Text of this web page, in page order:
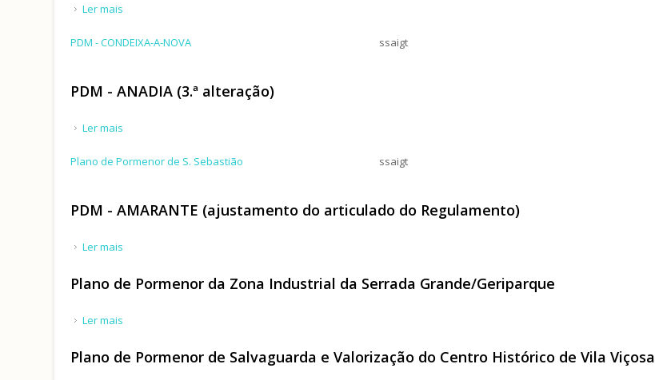
Ler mais
PDM - CONDEIXA-A-NOVA ssaigt
PDM - ANADIA (3.ª alteração)
Ler mais
Plano de Pormenor de S. Sebastião ssaigt
PDM - AMARANTE (ajustamento do articulado do Regulamento)
Ler mais
Plano de Pormenor da Zona Industrial da Serrada Grande/Geriparque
Ler mais
Plano de Pormenor de Salvaguarda e Valorização do Centro Histórico de Vila Viçosa